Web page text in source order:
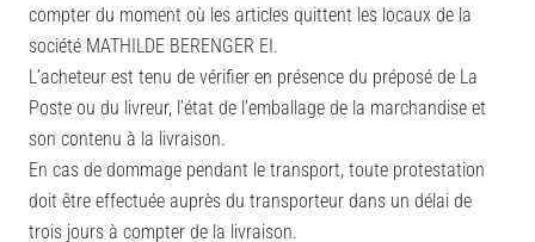
compter du moment où les articles quittent les locaux de la
société MATHILDE BERENGER EI.
L’acheteur est tenu de vérifier en présence du préposé de La
Poste ou du livreur, l’état de l’emballage de la marchandise et
son contenu à la livraison.
En cas de dommage pendant le transport, toute protestation
doit être effectuée auprès du transporteur dans un délai de
trois jours à compter de la livraison.